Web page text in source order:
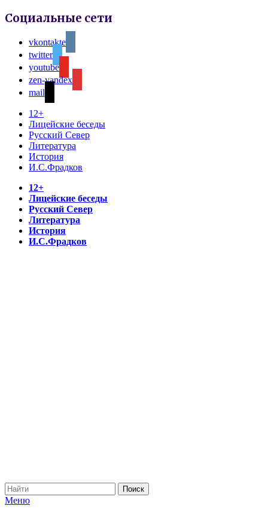
Социальные сети
vkontakte
twitter
youtube
zen-yandex
mail
12+
Лицейские беседы
Русский Север
Литература
История
И.С.Фрадков
12+
Лицейские беседы
Русский Север
Литература
История
И.С.Фрадков
Меню